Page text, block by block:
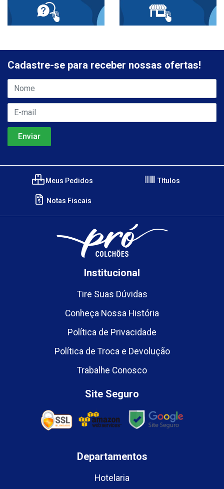
Cadastre-se para receber nossas ofertas!
Meus Pedidos Títulos
Notas Fiscais
Institucional
Tire Suas Dúvidas
Conheça Nossa História
Política de Privacidade
Política de Troca e Devolução
Trabalhe Conosco
Site Seguro
Departamentos
Hotelaria